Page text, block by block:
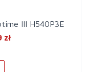
III H540P3E
zł